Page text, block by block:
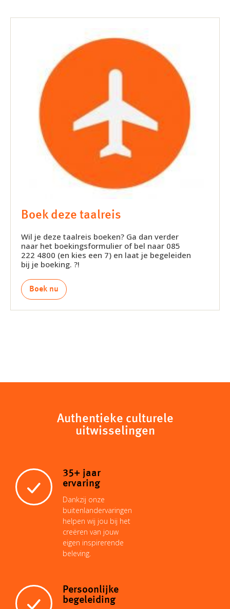
Boek deze taalreis
Wil je deze taalreis boeken? Ga dan verder
naar het boekingsformulier of bel naar 085
222 4800 (en kies een 7) en laat je begeleiden
bij je boeking. ?!
Boek nu
Authentieke culturele
uitwisselingen
35+ jaar
ervaring
Dankzij onze
buitenlandervaringen
helpen wij jou bij het
creëren van jouw
eigen inspirerende
beleving.
Persoonlijke
begeleiding